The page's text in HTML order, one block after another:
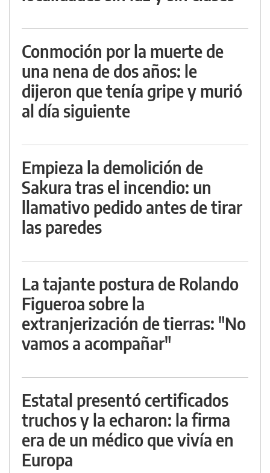
Conmoción por la muerte de
una nena de dos años: le
dijeron que tenía gripe y murió
al día siguiente
Empieza la demolición de
Sakura tras el incendio: un
llamativo pedido antes de tirar
las paredes
La tajante postura de Rolando
Figueroa sobre la
extranjerización de tierras: "No
vamos a acompañar"
Estatal presentó certificados
truchos y la echaron: la firma
era de un médico que vivía en
Europa